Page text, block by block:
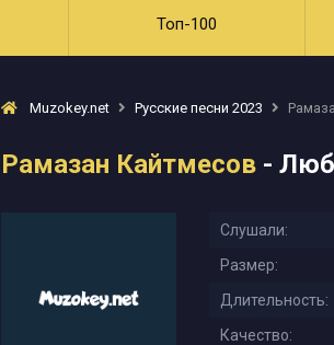
Топ-100
Muzokey.net Русские песни 2023
Рамазан Кайтмесов -
Слушали:
Размер:
Длительность:
Качество: